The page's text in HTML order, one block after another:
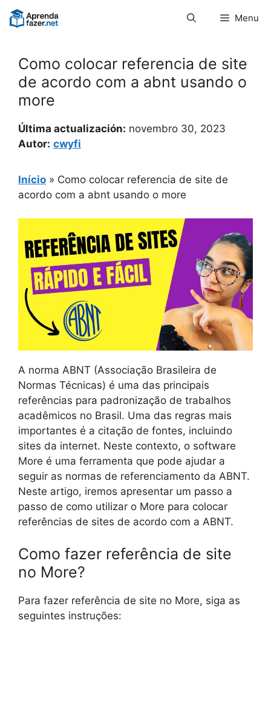
Pular
para
Menu
Como colocar referencia de site
de acordo com a abnt usando o
more
Última actualización: novembro 30, 2023
Autor: cwyfi
Início » Como colocar referencia de site de
acordo com a abnt usando o more
A norma ABNT (Associação Brasileira de
Normas Técnicas) é uma das principais
referências para padronização de trabalhos
acadêmicos no Brasil. Uma das regras mais
importantes é a citação de fontes, incluindo
sites da internet. Neste contexto, o software
More é uma ferramenta que pode ajudar a
seguir as normas de referenciamento da ABNT.
Neste artigo, iremos apresentar um passo a
passo de como utilizar o More para colocar
referências de sites de acordo com a ABNT.
Como fazer referência de site
no More?
Para fazer referência de site no More, siga as
seguintes instruções: